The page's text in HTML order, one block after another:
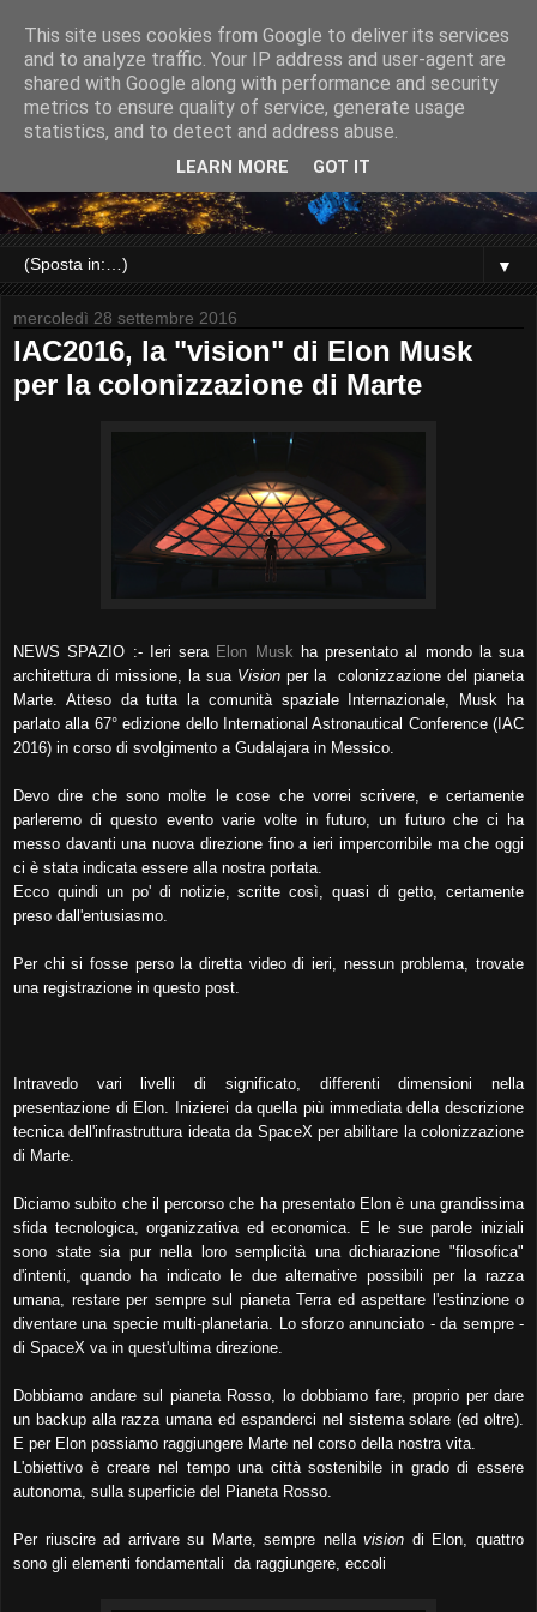
▼
mercoledì 28 settembre 2016
IAC2016, la "vision" di Elon Musk
per la colonizzazione di Marte
NEWS SPAZIO :- Ieri sera Elon Musk ha presentato al mondo la sua
architettura di missione, la sua Vision per la colonizzazione del pianeta
Marte. Atteso da tutta la comunità spaziale Internazionale, Musk ha
parlato alla 67° edizione dello International Astronautical Conference (IAC
2016) in corso di svolgimento a Gudalajara in Messico.
Devo dire che sono molte le cose che vorrei scrivere, e certamente
parleremo di questo evento varie volte in futuro, un futuro che ci ha
messo davanti una nuova direzione fino a ieri impercorribile ma che oggi
ci è stata indicata essere alla nostra portata.
Ecco quindi un po' di notizie, scritte così, quasi di getto, certamente
preso dall'entusiasmo.
Per chi si fosse perso la diretta video di ieri, nessun problema, trovate
una registrazione in questo post.
Intravedo vari livelli di significato, differenti dimensioni nella
presentazione di Elon. Inizierei da quella più immediata della descrizione
tecnica dell'infrastruttura ideata da SpaceX per abilitare la colonizzazione
di Marte.
Diciamo subito che il percorso che ha presentato Elon è una grandissima
sfida tecnologica, organizzativa ed economica. E le sue parole iniziali
sono state sia pur nella loro semplicità una dichiarazione "filosofica"
d'intenti, quando ha indicato le due alternative possibili per la razza
umana, restare per sempre sul pianeta Terra ed aspettare l'estinzione o
diventare una specie multi-planetaria. Lo sforzo annunciato - da sempre -
di SpaceX va in quest'ultima direzione.
Dobbiamo andare sul pianeta Rosso, lo dobbiamo fare, proprio per dare
un backup alla razza umana ed espanderci nel sistema solare (ed oltre).
E per Elon possiamo raggiungere Marte nel corso della nostra vita.
L'obiettivo è creare nel tempo una città sostenibile in grado di essere
autonoma, sulla superficie del Pianeta Rosso.
Per riuscire ad arrivare su Marte, sempre nellavision di Elon, quattro
sono gli elementi fondamentali da raggiungere, eccoli
This site uses cookies from Google to deliver its services
and to analyze traffic. Your IP address and user-agent are
shared with Google along with performance and security
metrics to ensure quality of service, generate usage
statistics, and to detect and address abuse.
LEARN MORE GOT IT